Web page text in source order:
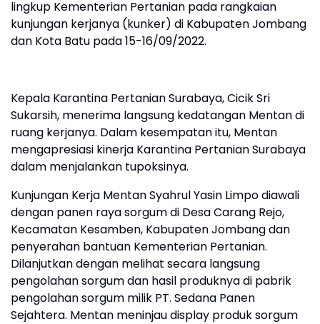
lingkup Kementerian Pertanian pada rangkaian
kunjungan kerjanya (kunker) di Kabupaten Jombang
dan Kota Batu pada 15-16/09/2022.
Kepala Karantina Pertanian Surabaya, Cicik Sri
Sukarsih, menerima langsung kedatangan Mentan di
ruang kerjanya. Dalam kesempatan itu, Mentan
mengapresiasi kinerja Karantina Pertanian Surabaya
dalam menjalankan tupoksinya.
Kunjungan Kerja Mentan Syahrul Yasin Limpo diawali
dengan panen raya sorgum di Desa Carang Rejo,
Kecamatan Kesamben, Kabupaten Jombang dan
penyerahan bantuan Kementerian Pertanian.
Dilanjutkan dengan melihat secara langsung
pengolahan sorgum dan hasil produknya di pabrik
pengolahan sorgum milik PT. Sedana Panen
Sejahtera. Mentan meninjau display produk sorgum